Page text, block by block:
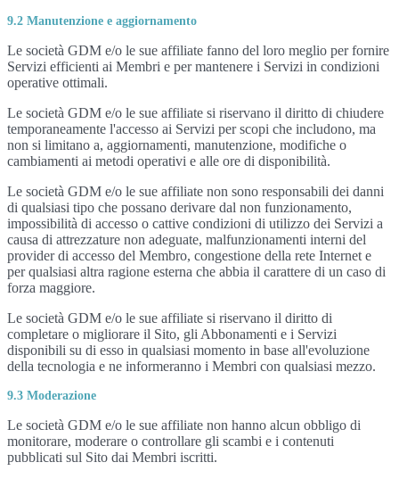
9.2 Manutenzione e aggiornamento
Le società GDM e/o le sue affiliate fanno del loro meglio per fornire
Servizi efficienti ai Membri e per mantenere i Servizi in condizioni
operative ottimali.
Le società GDM e/o le sue affiliate si riservano il diritto di chiudere
temporaneamente l'accesso ai Servizi per scopi che includono, ma
non si limitano a, aggiornamenti, manutenzione, modifiche o
cambiamenti ai metodi operativi e alle ore di disponibilità.
Le società GDM e/o le sue affiliate non sono responsabili dei danni
di qualsiasi tipo che possano derivare dal non funzionamento,
impossibilità di accesso o cattive condizioni di utilizzo dei Servizi a
causa di attrezzature non adeguate, malfunzionamenti interni del
provider di accesso del Membro, congestione della rete Internet e
per qualsiasi altra ragione esterna che abbia il carattere di un caso di
forza maggiore.
Le società GDM e/o le sue affiliate si riservano il diritto di
completare o migliorare il Sito, gli Abbonamenti e i Servizi
disponibili su di esso in qualsiasi momento in base all'evoluzione
della tecnologia e ne informeranno i Membri con qualsiasi mezzo.
9.3 Moderazione
Le società GDM e/o le sue affiliate non hanno alcun obbligo di
monitorare, moderare o controllare gli scambi e i contenuti
pubblicati sul Sito dai Membri iscritti.